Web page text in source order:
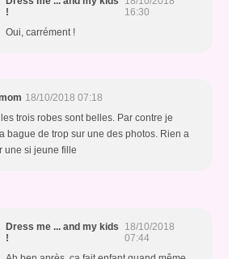
!
16:30
Oui, carrément !
18/10/2018 07:18
trois robes sont belles. Par contre je
bague de trop sur une des photos. Rien a
une si jeune fille
Dress me ... and my kids
!
18/10/2018
07:44